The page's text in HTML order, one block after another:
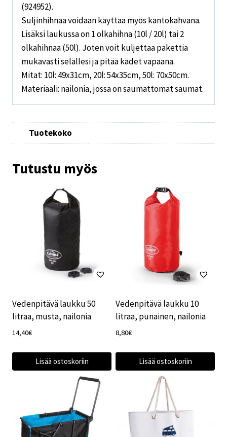
(924952).
Suljinhihnaa voidaan käyttää myös kantokahvana.
Lisäksi laukussa on 1 olkahihna (10l / 20l) tai 2
olkahihnaa (50l). Joten voit kuljettaa pakettia
mukavasti selällesi ja pitää kädet vapaana.
Mitat: 10l: 49x31cm, 20l: 54x35cm, 50l: 70x50cm.
Materiaali: nailonia, jossa on saumattomat saumat.
Tuotekoko
Tutustu myös
Vedenpitävä laukku 50
litraa, musta, nailonia
14,40€
Lisää ostoskoriin
Vedenpitävä laukku 10
litraa, punainen, nailonia
8,80€
Lisää ostoskoriin